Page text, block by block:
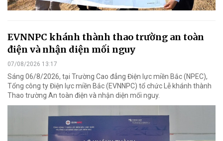
EVNNPC khánh thành thao trường an toàn
điện và nhận diện mối nguy
07/08/2026 13:17
Sáng 06/8/2026, tại Trường Cao đẳng Điện lực miền Bắc (NPEC),
Tổng công ty Điện lực miền Bắc (EVNNPC) tổ chức Lễ khánh thành
Thao trường An toàn điện và nhận diện mối nguy.